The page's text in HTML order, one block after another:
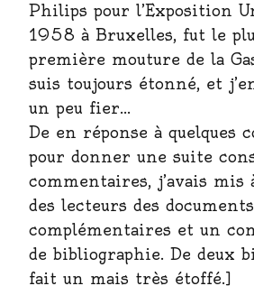
Philips pour l’Exposition
1958 à Bruxelles, fut le
première mouture de la
suis toujours étonné, et
un peu fier…
De en réponse à quelques
pour donner une suite
commentaires, j’avais mis
des lecteurs des documents
complémentaires et un
de bibliographie. De deux
fait un mais très étoffé.]